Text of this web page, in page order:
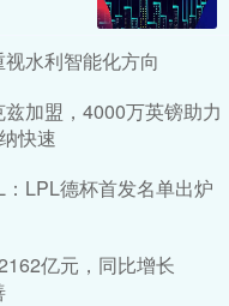
水利智能化方向
加盟，4000万英镑助力
快速
LPL德杯首发名单出炉
亿元，同比增长